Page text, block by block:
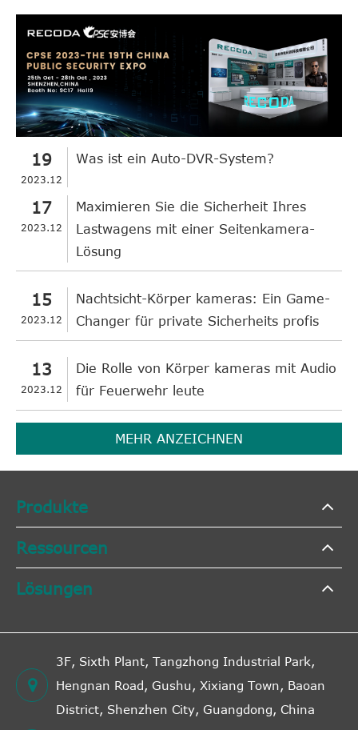
19
2023.12
Was ist ein Auto-DVR-System?
17
2023.12
Maximieren Sie die Sicherheit Ihres
Lastwagens mit einer Seitenkamera-
Lösung
15
2023.12
Nachtsicht-Körper kameras: Ein Game-
Changer für private Sicherheits profis
13
2023.12
Die Rolle von Körper kameras mit Audio
für Feuerwehr leute
MEHR ANZEICHNEN
Produkte
Ressourcen
Lösungen
3F, Sixth Plant, Tangzhong Industrial Park,
Hengnan Road, Gushu, Xixiang Town, Baoan
District, Shenzhen City, Guangdong, China